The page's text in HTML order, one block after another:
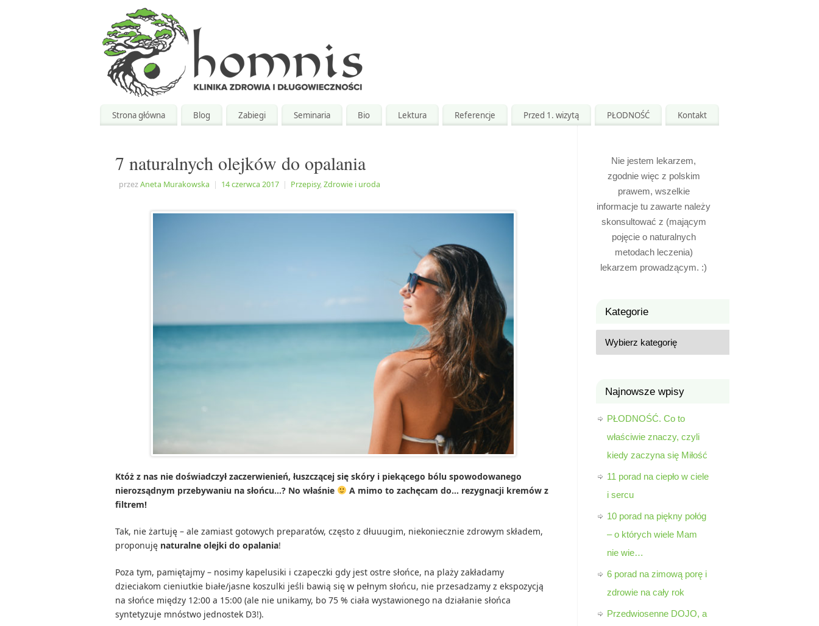
Strona główna Blog Zabiegi Seminaria Bio Lektura Referencje Przed 1. wizytą PŁODNOŚĆ Kontakt
7 naturalnych olejków do opalania
przezAneta Murakowska | 14 czerwca 2017 | Przepisy,Zdrowie i uroda
Któż z nas nie doświadczył zaczerwienień, łuszczącej się skóry i piekącego bólu spowodowanego
nierozsądnym przebywaniu na słońcu…? No właśnie
A mimo to zachęcam do… rezygnacji kremów z
filtrem!
Tak, nie żartuję – ale zamiast gotowych preparatów, często z dłuuugim, niekoniecznie zdrowym składem,
proponuję naturalne olejki do opalania!
Poza tym, pamiętajmy – nosimy kapelusiki i czapeczki gdy jest ostre słońce, na plaży zakładamy
dzieciakom cieniutkie białe/jasne koszulki jeśli bawią się w pełnym słońcu, nie przesadzamy z ekspozycją
na słońce między 12:00 a 15:00 (ale nie unikamy, bo 75 % ciała wystawionego na działanie słońca
syntetyzuje mnóstwo jednostek D3!).
Nie jestem lekarzem,
zgodnie więc z polskim
prawem, wszelkie
informacje tu zawarte należy
skonsultować z (mającym
pojęcie o naturalnych
metodach leczenia)
lekarzem prowadzącym. :)
Kategorie
Najnowsze wpisy
PŁODNOŚĆ. Co to
właściwie znaczy, czyli
kiedy zaczyna się Miłość
11 porad na ciepło w ciele
i sercu
10 porad na piękny połóg
– o których wiele Mam
nie wie…
6 porad na zimową porę i
zdrowie na cały rok
Przedwiosenne DOJO, a